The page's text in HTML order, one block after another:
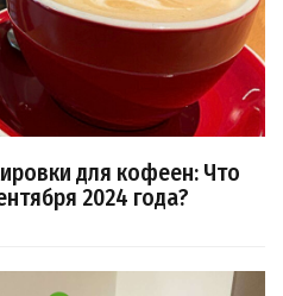
для кофеен: Что
2024 года?